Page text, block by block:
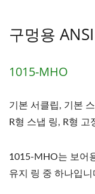
구멍용
1015-MHO
기본 서클립, 기본
R형 스냅 링, R형 고
1015-MHO는 보어
유지 링 중 하나입니